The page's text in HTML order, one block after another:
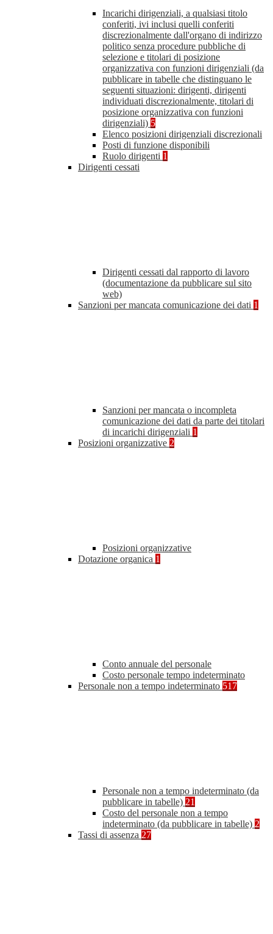
Incarichi dirigenziali, a qualsiasi titolo
conferiti, ivi inclusi quelli conferiti
discrezionalmente dall'organo di indirizzo
politico senza procedure pubbliche di
selezione e titolari di posizione
organizzativa con funzioni dirigenziali (da
pubblicare in tabelle che distinguano le
seguenti situazioni: dirigenti, dirigenti
individuati discrezionalmente, titolari di
posizione organizzativa con funzioni
dirigenziali) 5
Elenco posizioni dirigenziali discrezionali
Posti di funzione disponibili
Ruolo dirigenti 1
Dirigenti cessati
Dirigenti cessati dal rapporto di lavoro
(documentazione da pubblicare sul sito
web)
Sanzioni per mancata comunicazione dei dati 1
Sanzioni per mancata o incompleta
comunicazione dei dati da parte dei titolari
di incarichi dirigenziali 1
Posizioni organizzative 2
Posizioni organizzative
Dotazione organica 1
Conto annuale del personale
Costo personale tempo indeterminato
Personale non a tempo indeterminato 517
Personale non a tempo indeterminato (da
pubblicare in tabelle) 21
Costo del personale non a tempo
indeterminato (da pubblicare in tabelle) 2
Tassi di assenza 27